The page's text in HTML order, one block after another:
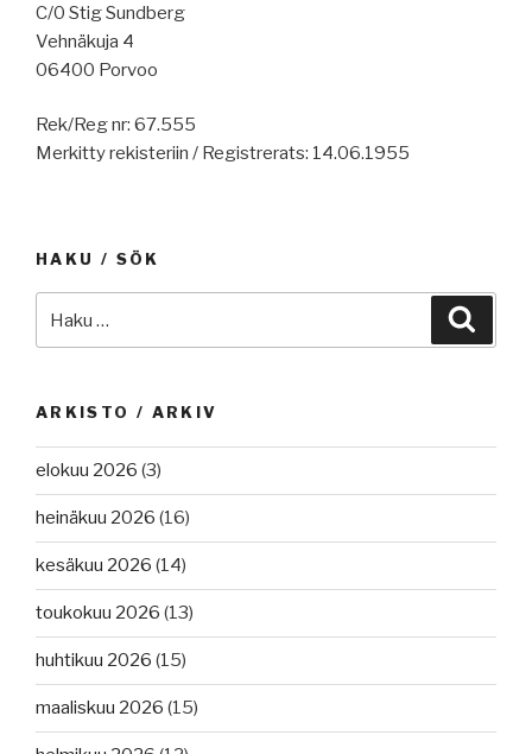
C/0 Stig Sundberg
Vehnäkuja 4
06400 Porvoo
Rek/Reg nr: 67.555
Merkitty rekisteriin / Registrerats: 14.06.1955
HAKU / SÖK
ARKISTO / ARKIV
elokuu 2026 (3)
heinäkuu 2026 (16)
kesäkuu 2026 (14)
toukokuu 2026 (13)
huhtikuu 2026 (15)
maaliskuu 2026 (15)